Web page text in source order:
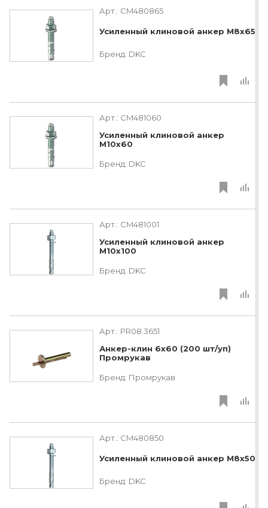
Арт.: CM480865
Усиленный клиновой анкер М8х65
Бренд: DKC
Арт.: CM481060
Усиленный клиновой анкер
М10х60
Бренд: DKC
Арт.: CM481001
Усиленный клиновой анкер
М10х100
Бренд: DKC
Арт.: PR08.3651
Анкер-клин 6x60 (200 шт/уп)
Промрукав
Бренд: Промрукав
Арт.: CM480850
Усиленный клиновой анкер М8х50
Бренд: DKC